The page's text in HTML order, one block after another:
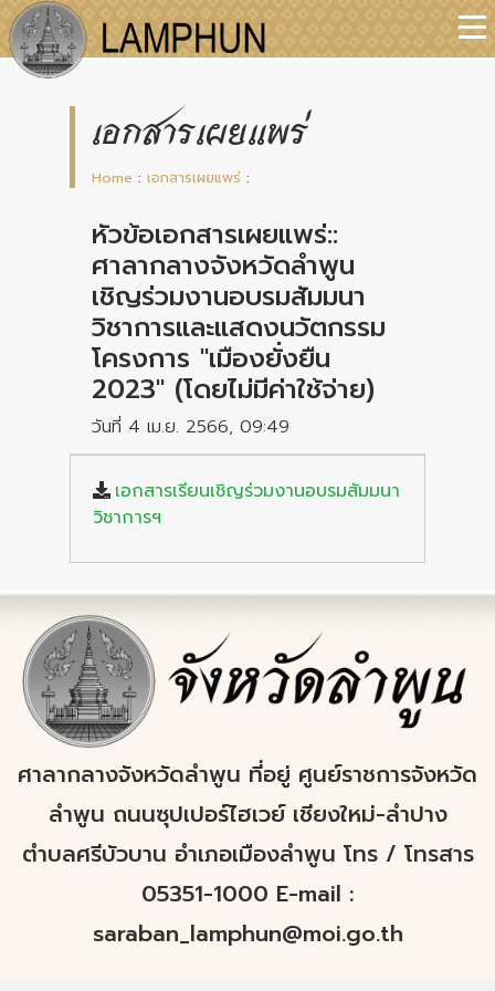
เอกสารเผยแพร่
Home : เอกสารเผยแพร่ :
หัวข้อเอกสารเผยแพร่::
ศาลากลางจังหวัดลำพูน
เชิญร่วมงานอบรมสัมมนา
วิชาการและแสดงนวัตกรรม
โครงการ "เมืองยั่งยืน
2023" (โดยไม่มีค่าใช้จ่าย)
วันที่ 4 เม.ย. 2566, 09:49
เอกสารเรียนเชิญร่วมงานอบรมสัมมนา
วิชาการฯ
ศาลากลางจังหวัดลำพูน ที่อยู่ ศูนย์ราชการจังหวัด
ลำพูน ถนนซุปเปอร์ไฮเวย์ เชียงใหม่-ลำปาง
ตำบลศรีบัวบาน อำเภอเมืองลำพูน โทร / โทรสาร
05351-1000 E-mail :
saraban_lamphun@moi.go.th